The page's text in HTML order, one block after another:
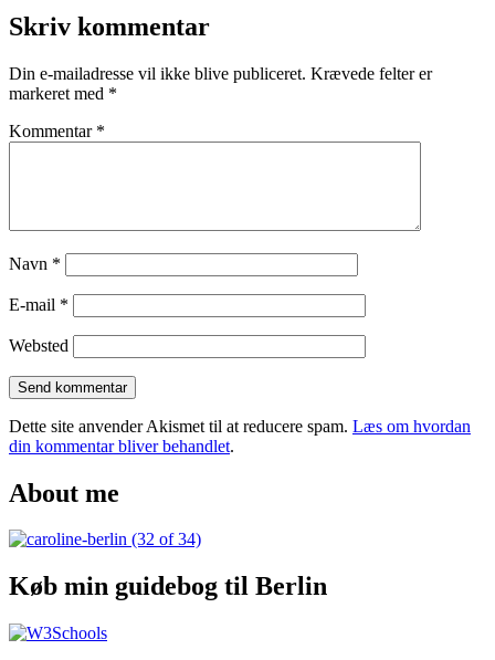
The
very
brunches
in
2025
Skriv kommentar
Din e-mailadresse vil ikke blive publiceret. Krævede felter er
markeret med *
Kommentar *
Navn *
E-mail *
Websted
Dette site anvender Akismet til at reducere spam. Læs om hvordan
din kommentar bliver behandlet.
About me
Køb min guidebog til Berlin